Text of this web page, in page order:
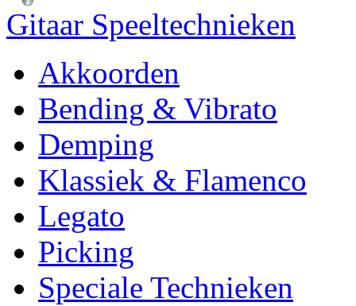
Gitaar Speeltechnieken
Akkoorden
Bending & Vibrato
Demping
Klassiek & Flamenco
Legato
Picking
Speciale Technieken